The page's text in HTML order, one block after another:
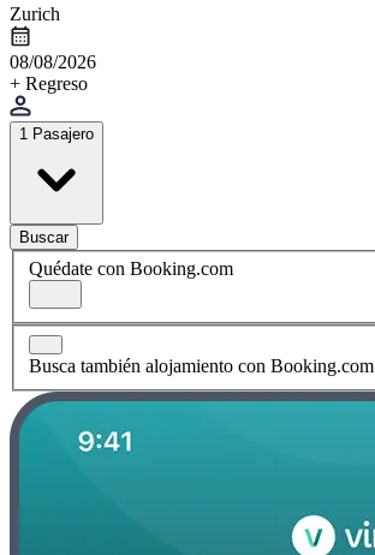
Zurich
08/08/2026
+ Regreso
1 Pasajero
Buscar
Quédate con Booking.com
Busca también alojamiento con Booking.com